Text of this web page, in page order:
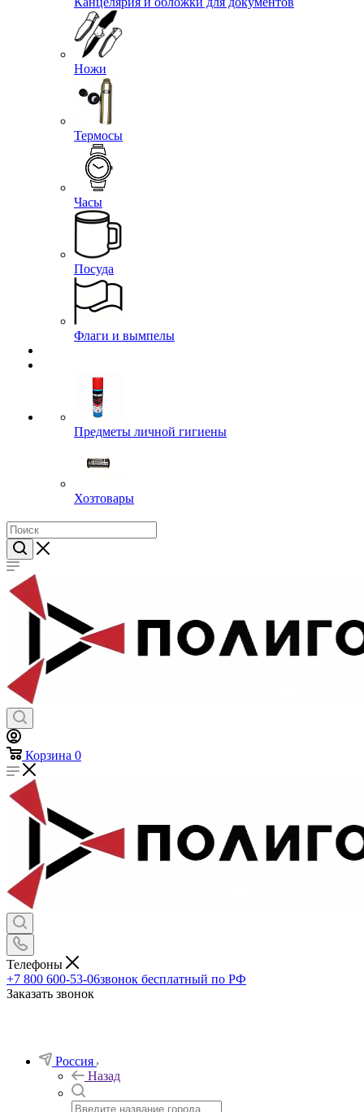
Ножи
Термосы
Часы
Посуда
Флаги и вымпелы
Предметы личной гигиены
Хозтовары
Корзина 0
Телефоны
+7 800 600-53-06звонок бесплатный по РФ
Заказать звонок
Россия
Назад